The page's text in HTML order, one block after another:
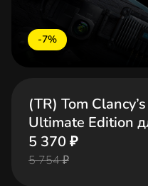
-7%
(TR) Tom
Ultimate Edition
5 370 ₽
5 754 ₽